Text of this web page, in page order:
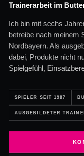
Trainerarbeit im
Ich bin mit sechs
betreibe nach meinem
Nordbayern. Als
dabei, Produkte nicht
Spielgefühl,
SPIELER SEIT 1987
AUSGEBILDETER